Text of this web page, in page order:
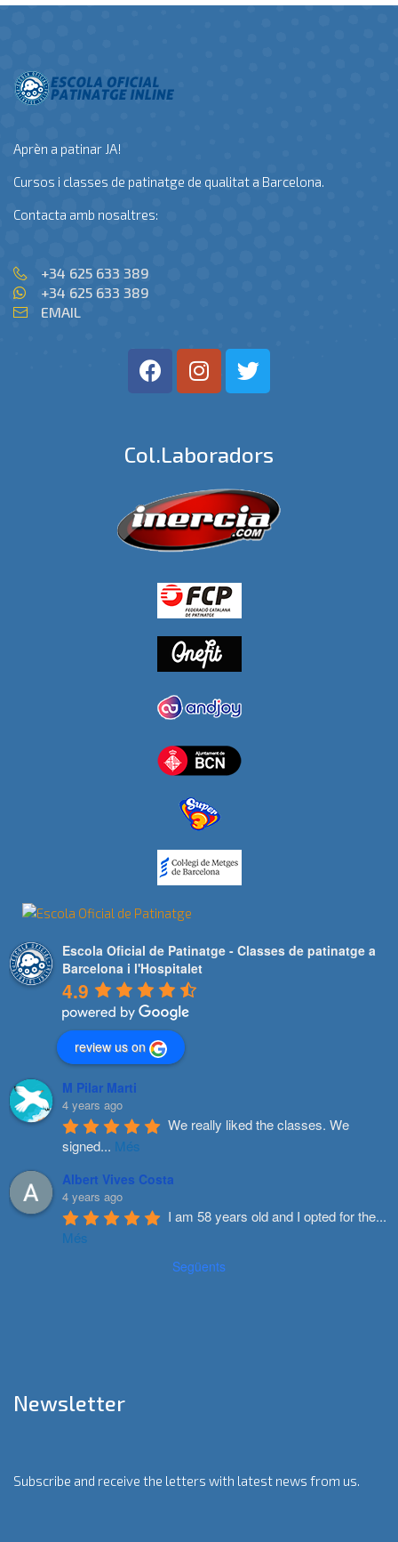
Aprèn a patinar JA!
Cursos i classes de patinatge de qualitat a Barcelona.
Contacta amb nosaltres:
+34 625 633 389
+34 625 633 389
EMAIL
Col.laboradors
Escola Oficial de Patinatge - Classes de patinatge a
Barcelona i l'Hospitalet
4.9
review us on
M Pilar Marti
4 years ago
We really liked the classes. We
signed... Més
Albert Vives Costa
4 years ago
I am 58 years old and I opted for the...
Més
Següents
Newsletter
Subscribe and receive the letters with latest news from us.